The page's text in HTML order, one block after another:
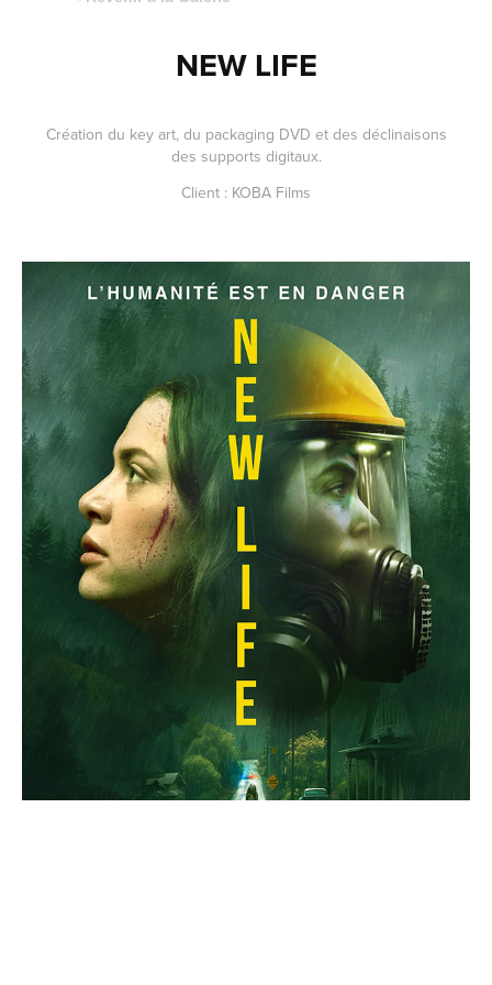
NEW LIFE
Création du key art, du packaging DVD et des déclinaisons
des supports digitaux.
Client : KOBA Films